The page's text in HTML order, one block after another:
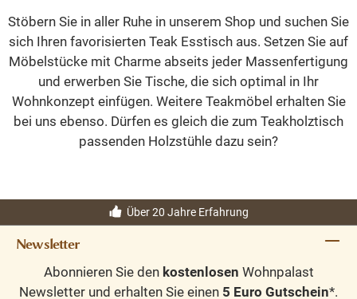
Stöbern Sie in aller Ruhe in unserem Shop und suchen Sie
sich Ihren favorisierten Teak Esstisch aus. Setzen Sie auf
Möbelstücke mit Charme abseits jeder Massenfertigung
und erwerben Sie Tische, die sich optimal in Ihr
Wohnkonzept einfügen. Weitere Teakmöbel erhalten Sie
bei uns ebenso. Dürfen es gleich die zum Teakholztisch
passenden Holzstühle dazu sein?
Über 20 Jahre Erfahrung
Newsletter
Abonnieren Sie den kostenlosen Wohnpalast
Newsletter und erhalten Sie einen 5 Euro Gutschein*.